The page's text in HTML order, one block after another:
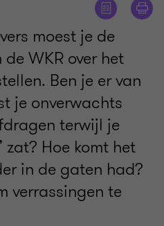
moest je de
WKR over het
Ben je er van
je onverwachts
terwijl je
zat? Hoe komt het
in de gaten had?
verrassingen te